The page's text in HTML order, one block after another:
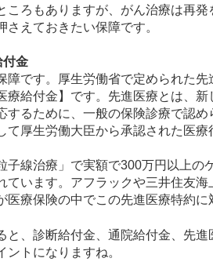
ころもありますが、がん治療は再
さえておきたい保障です。
付金
障です。厚生労働省で定められた
療給付金】です。先進医療とは、
するために、一般の保険診療で認
て厚生労働大臣から承認された医療
子線治療」で実額で300万円以上の
ています。アフラックや三井住友
医療保険の中でこの先進医療特約に
と、診断給付金、通院給付金、先
ントになりますね。